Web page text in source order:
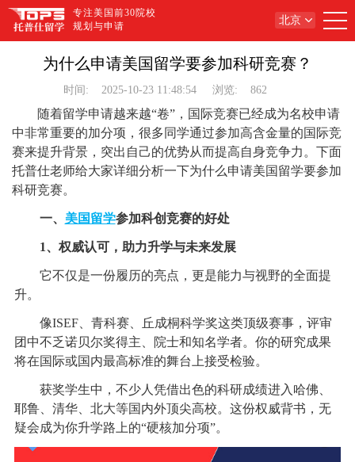
专注美国前30院校
规划与申请
北京
为什么申请美国留学要参加科研竞赛？
时间: 2025-10-23 11:48:54 浏览: 862
随着留学申请越来越“卷”，国际竞赛已经成为名校申请
中非常重要的加分项，很多同学通过参加高含金量的国际竞
赛来提升背景，突出自己的优势从而提高自身竞争力。下面
托普仕老师给大家详细分析一下为什么申请美国留学要参加
科研竞赛。
一、 美国留学参加科创竞赛的好处
1、权威认可，助力升学与未来发展
它不仅是一份履历的亮点，更是能力与视野的全面提
升。
像ISEF、青科赛、丘成桐科学奖这类顶级赛事，评审
团中不乏诺贝尔奖得主、院士和知名学者。你的研究成果
将在国际或国内最高标准的舞台上接受检验。
获奖学生中，不少人凭借出色的科研成绩进入哈佛、
耶鲁、清华、北大等国内外顶尖高校。这份权威背书，无
疑会成为你升学路上的“硬核加分项”。